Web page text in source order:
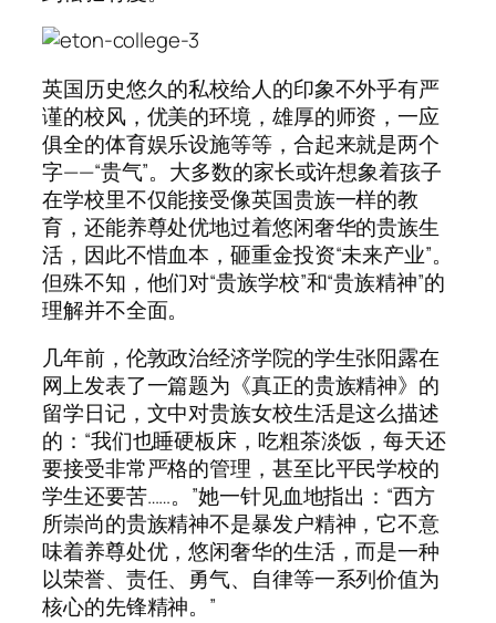
英国历史悠久的私校给人的印象不外乎有严
谨的校风，优美的环境，雄厚的师资，一应
俱全的体育娱乐设施等等，合起来就是两个
字——“贵气”。大多数的家长或许想象着孩子
在学校里不仅能接受像英国贵族一样的教
育，还能养尊处优地过着悠闲奢华的贵族生
活，因此不惜血本，砸重金投资“未来产业”。
但殊不知，他们对“贵族学校”和“贵族精神”的
理解并不全面。
几年前，伦敦政治经济学院的学生张阳露在
网上发表了一篇题为《真正的贵族精神》的
留学日记，文中对贵族女校生活是这么描述
的：“我们也睡硬板床，吃粗茶淡饭，每天还
要接受非常严格的管理，甚至比平民学校的
学生还要苦……。”她一针见血地指出：“西方
所崇尚的贵族精神不是暴发户精神，它不意
味着养尊处优，悠闲奢华的生活，而是一种
以荣誉、责任、勇气、自律等一系列价值为
核心的先锋精神。”